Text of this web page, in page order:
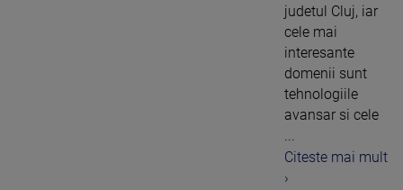
judetul Cluj, iar
cele mai
interesante
domenii sunt
tehnologiile
avansar si cele
Citeste mai mult
›